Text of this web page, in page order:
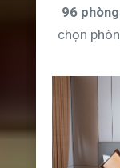
96
chọn